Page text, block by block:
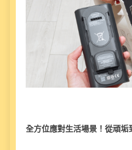
全方位應對生活場景！從頑垢